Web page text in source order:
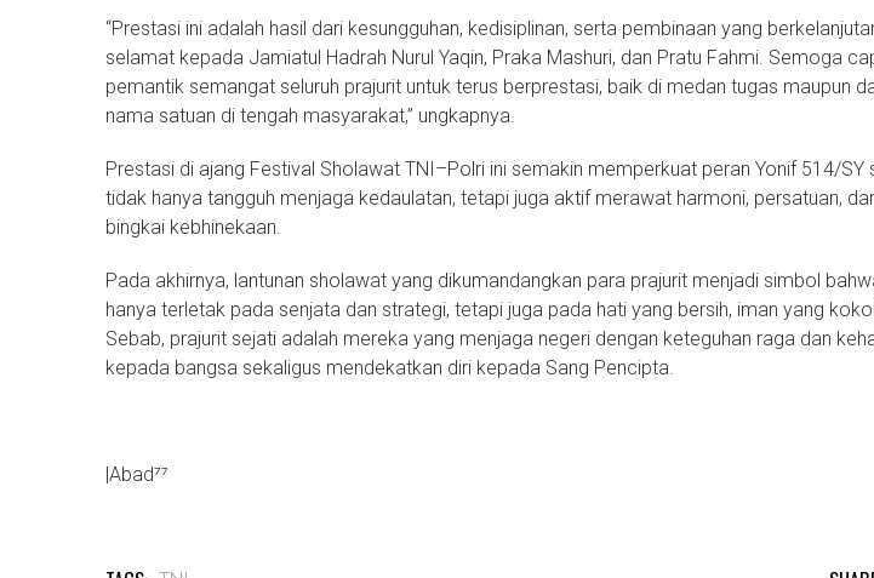
“Prestasi ini adalah hasil dari kesungguhan, kedisiplinan, serta pembinaan yang
selamat kepada Jamiatul Hadrah Nurul Yaqin, Praka Mashuri, dan Pratu Fahmi. Semoga
pemantik semangat seluruh prajurit untuk terus berprestasi, baik di medan tugas maupun
nama satuan di tengah masyarakat,” ungkapnya.
Prestasi di ajang Festival Sholawat TNI–Polri ini semakin memperkuat peran Yonif 514/SY
tidak hanya tangguh menjaga kedaulatan, tetapi juga aktif merawat harmoni, persatuan,
bingkai kebhinekaan.
Pada akhirnya, lantunan sholawat yang dikumandangkan para prajurit menjadi simbol
hanya terletak pada senjata dan strategi, tetapi juga pada hati yang bersih, iman yang
Sebab, prajurit sejati adalah mereka yang menjaga negeri dengan keteguhan raga dan
kepada bangsa sekaligus mendekatkan diri kepada Sang Pencipta.
|Abad⁷⁷